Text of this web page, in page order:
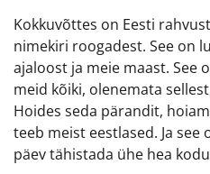
Kokkuvõttes on Eesti
nimekiri roogadest. See on
ajaloost ja meie maast. See
meid kõiki, olenemata
Hoides seda pärandit,
teeb meist eestlased. Ja
päev tähistada ühe hea